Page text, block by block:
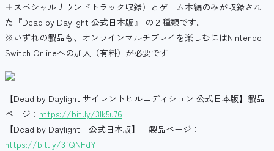
＋スペシャルサウンドトラック収録）とゲーム本編のみが収録され
た『Dead by Daylight 公式日本版』 の２種類です。
※いずれの製品も、オンラインマルチプレイを楽しむにはNintendo
Switch Onlineへの加入（有料）が必要です
【Dead by Daylight サイレントヒルエディション 公式日本版】製品
ページ： https://bit.ly/3lk5u76
【Dead by Daylight 公式日本版】 製品ページ：
https://bit.ly/3fQNFdY